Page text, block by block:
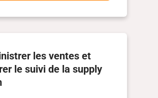
les ventes et
le suivi de la supply